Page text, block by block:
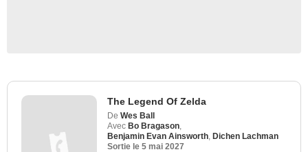
The Legend Of Zelda
De Wes Ball
Avec Bo Bragason
Benjamin Evan Ainsworth Dichen Lachman
Sortie le 5 mai 2027